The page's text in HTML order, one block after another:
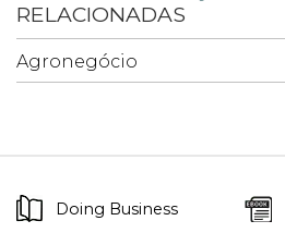
RELACIONADAS
Agronegócio
Doing Business